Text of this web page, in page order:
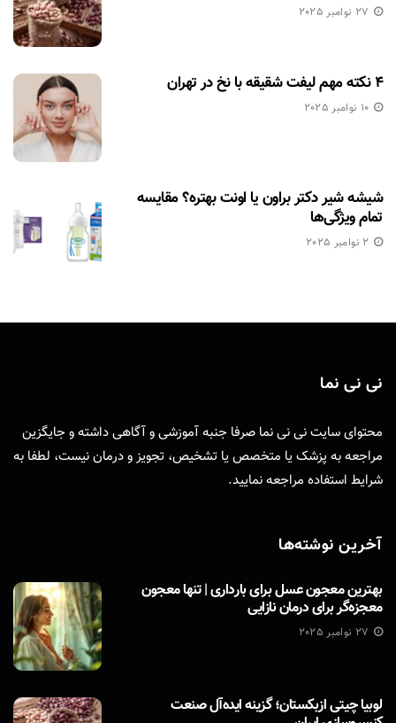
27 نوامبر 2025
۴ نکته مهم لیفت شقیقه با نخ در تهران
10 نوامبر 2025
شیشه شیر دکتر براون یا اونت بهتره؟ مقایسه
تمام ویژگی‌ها
2 نوامبر 2025
نی نی نما
محتوای سایت نی نی نما صرفا جنبه آموزشی و آگاهی داشته و جایگزین
مراجعه به پزشک یا متخصص یا تشخیص، تجویز و درمان نیست، لطفا به
شرایط استفاده مراجعه نمایید.
آخرین نوشته‌ها
بهترین معجون عسل برای بارداری | تنها معجون
معجزه‌گر برای درمان نازایی
27 نوامبر 2025
لوبیا چیتی ازبکستان؛ گزینه ایده‌آل صنعت